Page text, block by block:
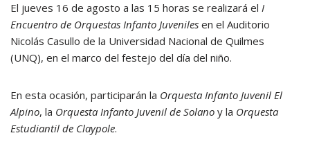
El jueves 16 de agosto a las 15 horas se realizará el I
Encuentro de Orquestas Infanto Juveniles en el Auditorio
Nicolás Casullo de la Universidad Nacional de Quilmes
(UNQ), en el marco del festejo del día del niño.
En esta ocasión, participarán la Orquesta Infanto Juvenil El
Alpino, la Orquesta Infanto Juvenil de Solano y la Orquesta
Estudiantil de Claypole.